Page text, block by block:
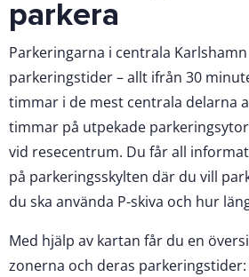
parkera
Parkeringarna i centrala
parkeringstider – allt ifrån 30
timmar i de mest centrala delarna
timmar på utpekade
vid resecentrum. Du får all
på parkeringsskylten där du vill
du ska använda P-skiva och hur
Med hjälp av kartan får du en
zonerna och deras parkeringstider: